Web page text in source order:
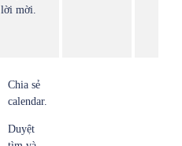
lời mời.
Chia sẻ
calendar.
Duyệt